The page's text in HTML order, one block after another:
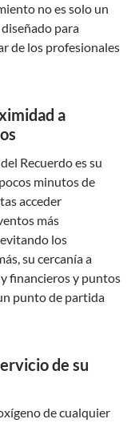
no es solo un
para
de los profesionales
a
Recuerdo es su
minutos de
acceder
más
los
su cercanía a
financieros y puntos
punto de partida
de su
de cualquier